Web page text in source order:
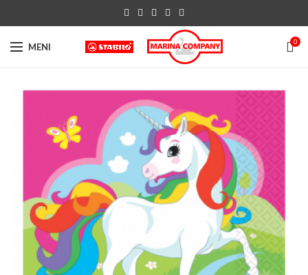
MENI 0